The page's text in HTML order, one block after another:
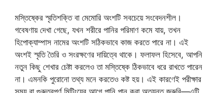
মস্তিষ্কের স্মৃতিশক্তি বা মেমোরি অংশটি সবচেয়ে সংবেদনশীল।
গবেষণায় দেখা গেছে, যখন শরীরে পানির পরিমাণ কমে যায়, তখন
হিপোক্যাম্পাস নামের অংশটি সঠিকভাবে কাজ করতে পারে না। এই
অংশই স্মৃতি তৈরি ও সংরক্ষণের দায়িত্বে থাকে। ফলাফল হিসেবে, আপনি
নতুন কিছু শেখার চেষ্টা করলেও তা মস্তিষ্কে ঠিকভাবে ধরে রাখতে পারেন
না। এমনকি পুরোনো তথ্য মনে করতেও কষ্ট হয়। এই কারণেই পরীক্ষার